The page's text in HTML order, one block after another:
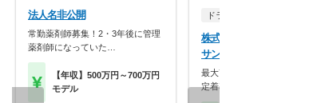
法人名非公開
常勤薬剤師募集！2・3年後に管理
薬剤師になっていた…
【年収】500万円～700万円
モデル
ドラッグストア（調剤併設
株式会社サンキュードラ
サンキュードラッグ 一枝
最大7連休のリフレッシュ休
定着率の高さが働きや…